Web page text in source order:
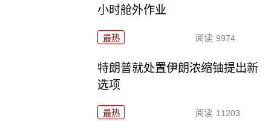
小时舱外作业
最热 阅读 9974
特朗普就处置伊朗浓缩铀提出新
选项
最热 阅读 11203